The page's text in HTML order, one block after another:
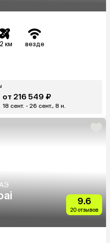
км везде
от 216 549 ₽
18 сент. - 26 сент., 8 н.
9.6
20 отзывов